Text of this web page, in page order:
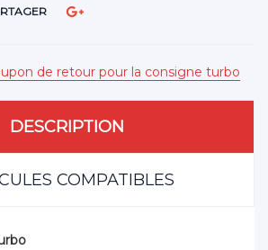
de retour pour la consigne turbo
DESCRIPTION
COMPATIBLES